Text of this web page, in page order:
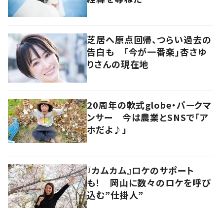
芝居へ原点回帰、つらい過去の
告白も 「今が一番楽」杏さゆ
りさんの現在地
20周年の軟式globe・パークマ
ンサー 今は農業とSNSで「ア
ホだよ♪」
『カムカム』ロケのサポート
も！ 岡山に数々のロケを呼び
込む”仕掛人”